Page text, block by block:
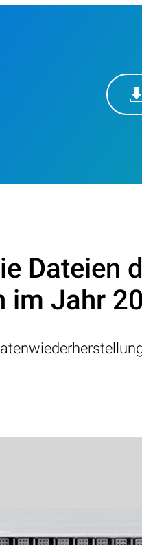
Dateien
im Jahr